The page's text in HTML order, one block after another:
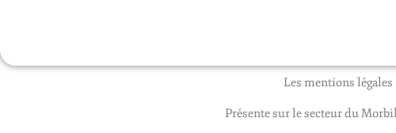
Les mentions légales
Présente sur le secteur du